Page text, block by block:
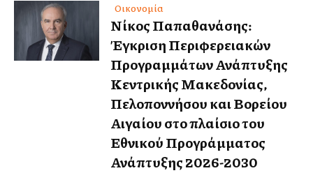
Οικονομία
Νίκος Παπαθανάσης:
Έγκριση Περιφερειακών
Προγραμμάτων Ανάπτυξης
Κεντρικής Μακεδονίας,
Πελοποννήσου και Βορείου
Αιγαίου στο πλαίσιο του
Εθνικού Προγράμματος
Ανάπτυξης 2026-2030